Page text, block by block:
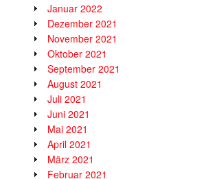
Januar 2022
Dezember 2021
November 2021
Oktober 2021
September 2021
August 2021
Juli 2021
Juni 2021
Mai 2021
April 2021
März 2021
Februar 2021